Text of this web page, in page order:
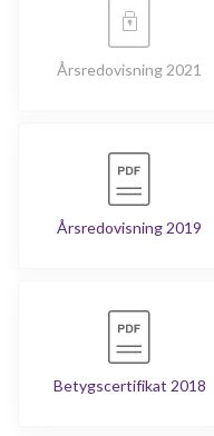
Årsredovisning 2021
Årsredovisning 2019
Betygscertifikat 2018